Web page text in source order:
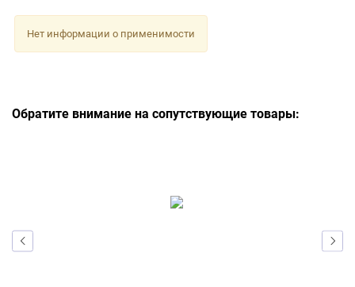
Нет информации о применимости
Обратите внимание на сопутствующие товары: